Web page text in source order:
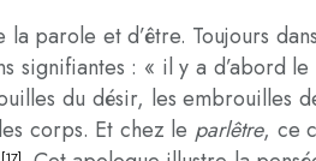
parole et d’être. Toujours
signifiantes : « il y a d’abord
du désir, les embrouilles
corps. Et chez le parlêtre, ce